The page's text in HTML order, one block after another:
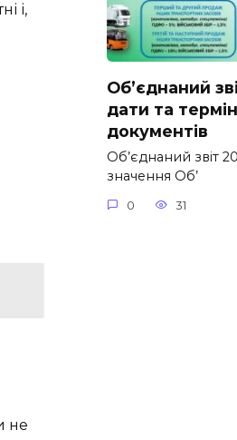
і,
не
Об’єднаний
дати та
документів
Об’єднаний звіт
значення Об’
0 31